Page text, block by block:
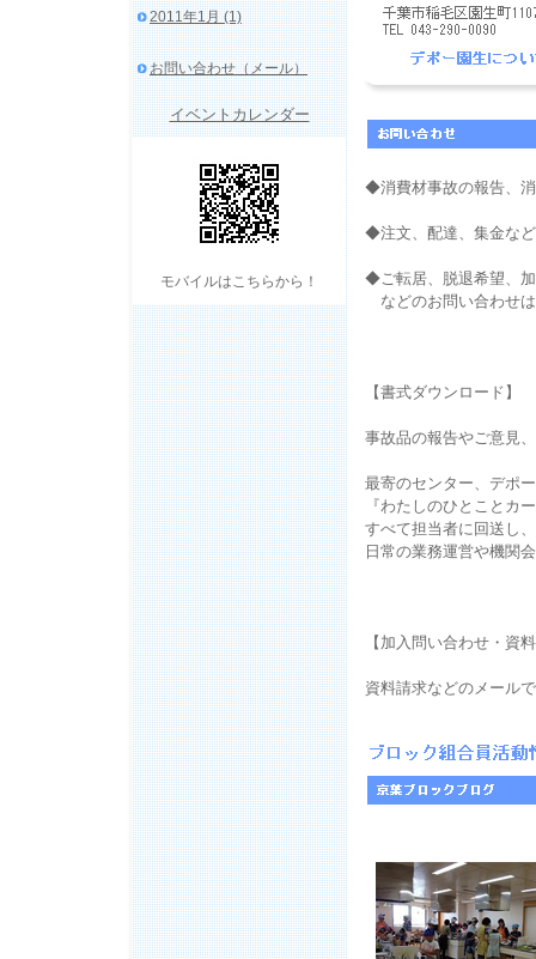
◆消費材事故の報告、
◆注文、配達、集金な
◆ご転居、脱退希望、
などのお問い合わせ
【書式ダウンロード】
事故品の報告やご意見
最寄のセンター、デポ
『わたしのひとことカ
すべて担当者に回送し、
日常の業務運営や機関
【加入問い合わせ・資
資料請求などのメール
2011年1月 (1)
お問い合わせ（メール）
イベントカレンダー
モバイルはこちらから！